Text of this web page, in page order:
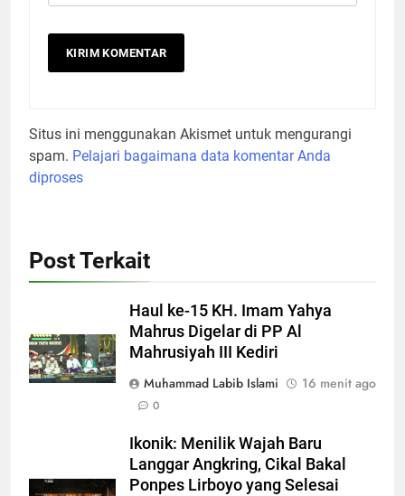
Situs ini menggunakan Akismet untuk mengurangi
spam. Pelajari bagaimana data komentar Anda
diproses
Post Terkait
Haul ke-15 KH. Imam Yahya
Mahrus Digelar di PP Al
Mahrusiyah III Kediri
Muhammad Labib Islami
16 menit ago
0
Ikonik: Menilik Wajah Baru
Langgar Angkring, Cikal Bakal
Ponpes Lirboyo yang Selesai